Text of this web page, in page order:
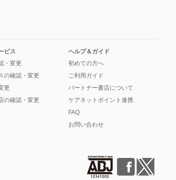
ビス
・変更
の確認・変更
更
の確認・変更
ヘルプ＆ガイド
初めての方へ
ご利用ガイド
パートナー書店について
ケアネットポイント連携
FAQ
お問い合わせ